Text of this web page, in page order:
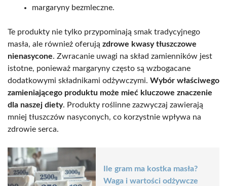
margaryny bezmleczne.
Te produkty nie tylko przypominają smak tradycyjnego
masła, ale również oferują zdrowe kwasy tłuszczowe
nienasycone. Zwracanie uwagi na skład zamienników jest
istotne, ponieważ margaryny często są wzbogacane
dodatkowymi składnikami odżywczymi. Wybór właściwego
zamieniającego produktu może mieć kluczowe znaczenie
dla naszej diety. Produkty roślinne zazwyczaj zawierają
mniej tłuszczów nasyconych, co korzystnie wpływa na
zdrowie serca.
Ile gram ma kostka masła?
Waga i wartości odżywcze